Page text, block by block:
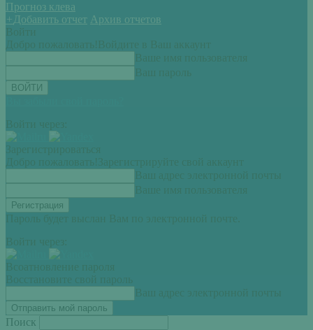
Прогноз клева
+ Добавить отчет Архив отчетов
Войти
Добро пожаловать! Войдите в Ваш аккаунт
Ваше имя пользователя
Ваш пароль
Войти через:
Зарегистрироваться
Добро пожаловать! Зарегистрируйте свой аккаунт
Ваш адрес электронной почты
Ваше имя пользователя
Пароль будет выслан Вам по электронной почте.
Войти через:
Всоатновление пароля
Восстановите свой пароль
Ваш адрес электронной почты
Поиск